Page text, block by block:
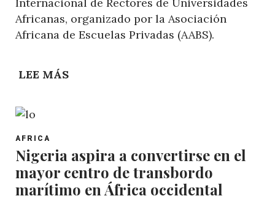
Africanas, organizado por la Asociación
Africana de Escuelas Privadas (AABS).
LEE MÁS
LAS
PALMAS,
EN
POST
AFRICA
Nigeria aspira a convertirse en el
mayor centro de transbordo
marítimo en África occidental